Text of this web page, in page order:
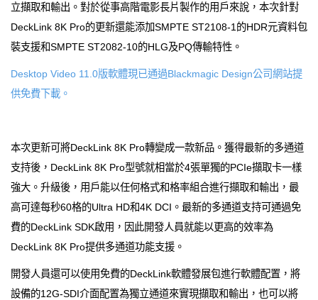
立擷取和輸出。對於從事高階電影長片製作的用戶來說，本次針對
DeckLink 8K Pro的更新還能添加SMPTE ST2108-1的HDR元資料包
裝支援和SMPTE ST2082-10的HLG及PQ傳輸特性。
Desktop Video 11.0版軟體現已通過Blackmagic Design公司網站提
供免費下載。
本次更新可將DeckLink 8K Pro轉變成一款新品。獲得最新的多通道
支持後，DeckLink 8K Pro型號就相當於4張單獨的PCIe擷取卡一樣
強大。升級後，用戶能以任何格式和格率組合進行擷取和輸出，最
高可達每秒60格的Ultra HD和4K DCI。最新的多通道支持可通過免
費的DeckLink SDK啟用，因此開發人員就能以更高的效率為
DeckLink 8K Pro提供多通道功能支援。
開發人員還可以使用免費的DeckLink軟體發展包進行軟體配置，將
設備的12G-SDI介面配置為獨立通道來實現擷取和輸出，也可以將